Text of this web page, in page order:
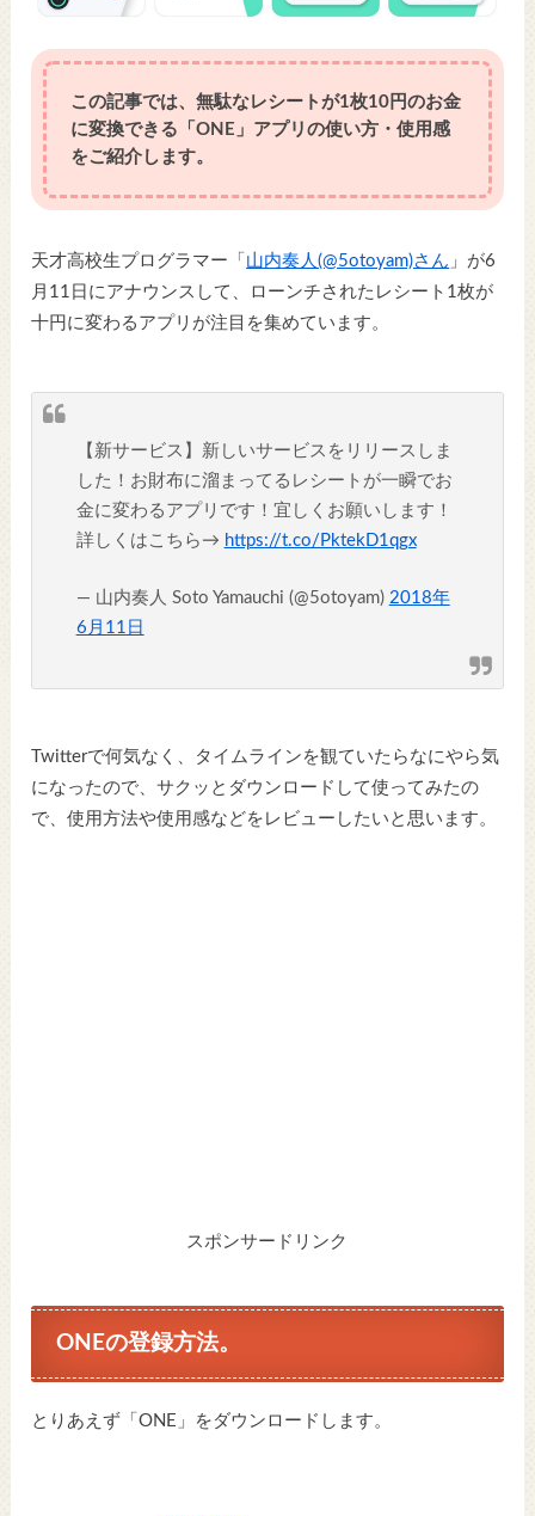
この記事では、無駄なレシートが1枚10円のお金
に変換できる「ONE」アプリの使い方・使用感
をご紹介します。
天才高校生プログラマー「 山内奏人(@5otoyam)さん 」が6
月11日にアナウンスして、ローンチされたレシート1枚が
十円に変わるアプリが注目を集めています。
【新サービス】新しいサービスをリリースしま
した！お財布に溜まってるレシートが一瞬でお
金に変わるアプリです！宜しくお願いします！
詳しくはこちら→ https://t.co/PktekD1qgx
— 山内奏人 Soto Yamauchi (@5otoyam) 2018年
6月11日
Twitterで何気なく、タイムラインを観ていたらなにやら気
になったので、サクッとダウンロードして使ってみたの
で、使用方法や使用感などをレビューしたいと思います。
スポンサードリンク
ONEの登録方法。
とりあえず「ONE」をダウンロードします。